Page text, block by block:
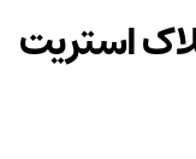
استریت